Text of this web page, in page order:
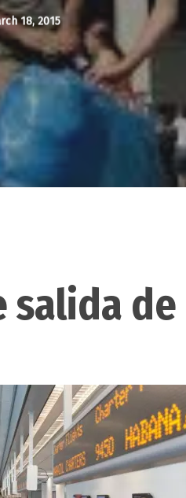
18, 2015
salida de